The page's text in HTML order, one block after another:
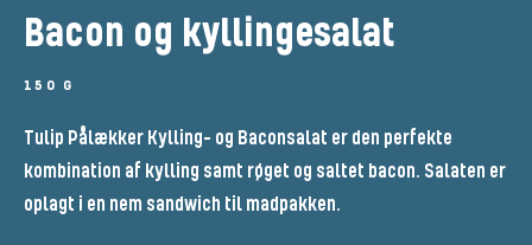
Bacon og kyllingesalat
150 G
Tulip Pålækker Kylling- og Baconsalat er den perfekte
kombination af kylling samt røget og saltet bacon. Salaten er
oplagt i en nem sandwich til madpakken.